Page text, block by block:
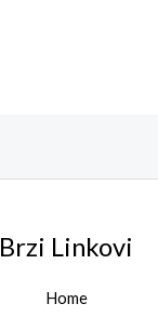
Brzi Linkovi
Home